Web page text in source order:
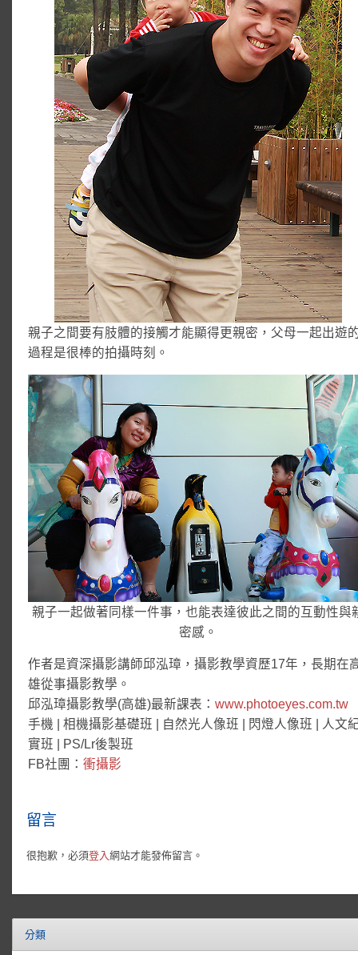
親子之間要有肢體的接觸才能顯得更親密，父母一起出遊
過程是很棒的拍攝時刻。
親子一起做著同樣一件事，也能表達彼此之間的互動性與
密感。
作者是資深攝影講師邱泓璋，攝影教學資歷17年，長期在
雄從事攝影教學。
邱泓璋攝影教學(高雄)最新課表：www.photoeyes.com.tw
手機 | 相機攝影基礎班 | 自然光人像班 | 閃燈人像班 | 人文
實班 | PS/Lr後製班
FB社團：衝攝影
留言
很抱歉，必須登入網站才能發佈留言。
分類